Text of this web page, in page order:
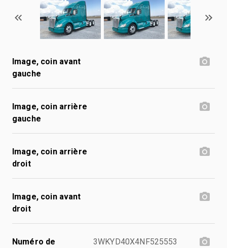
Image, coin avant
gauche
Image, coin arrière
gauche
Image, coin arrière
droit
Image, coin avant
droit
Numéro de
3WKYD40X4NF525553